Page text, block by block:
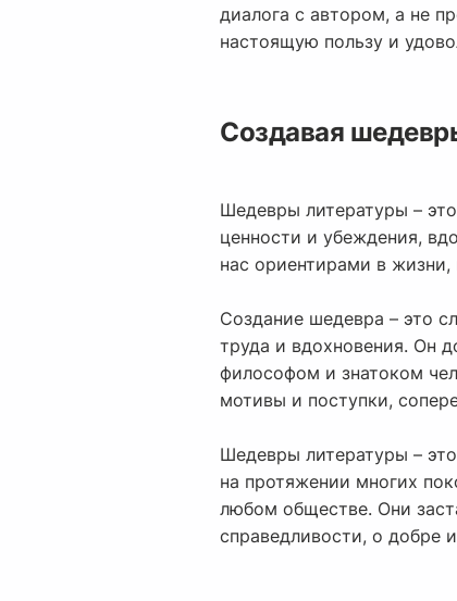
диалога с автором, а не
настоящую пользу и
Создавая
Шедевры литературы –
ценности и убеждения,
нас ориентирами в
Создание шедевра – это
труда и вдохновения. Он
философом и знатоком
мотивы и поступки,
Шедевры литературы –
на протяжении многих
любом обществе. Они
справедливости, о добре